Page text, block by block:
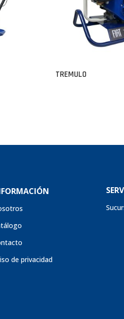
TREMULO
de privacidad